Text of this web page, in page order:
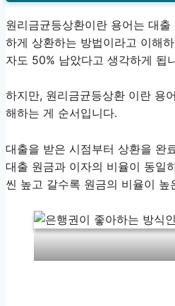
원리금균등상환이란 용어는 대
하게 상환하는 방법이라고 이해
자도 50% 남았다고 생각하게 됩
하지만, 원리금균등상환 이란 용
해하는 게 순서입니다.
대출을 받은 시점부터 상환을 완
대출 원금과 이자의 비율이 동일
씬 높고 갈수록 원금의 비율이